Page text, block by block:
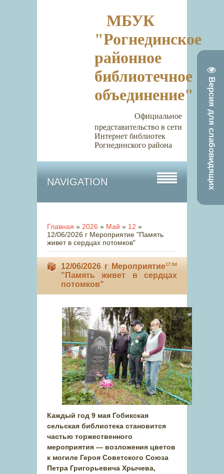
Версия для слабовидящих
МБУК
"Рогнединское
районное
библиотечное
объединение"
Официальное
представительство в сети
Интернет библиотек
Рогнединского района
NAVIGATION
Главная » 2026 » Май » 12 »
12/06/2026 г Мероприятие "Память
живет в сердцах потомков"
17:04
12/06/2026 г Мероприятие
"Память живет в сердцах
потомков"
Каждый год 9 мая Гобикская
сельская библиотека становится
частью торжественного
мероприятия — возложения цветов
к могиле Героя Советского Союза
Петра Григорьевича Хрычева,